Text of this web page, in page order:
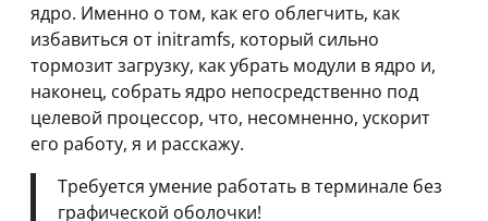
ядро. Именно о том, как его облегчить, как
избавиться от initramfs, который сильно
тормозит загрузку, как убрать модули в ядро и,
наконец, собрать ядро непосредственно под
целевой процессор, что, несомненно, ускорит
его работу, я и расскажу.
Требуется умение работать в терминале без
графической оболочки!